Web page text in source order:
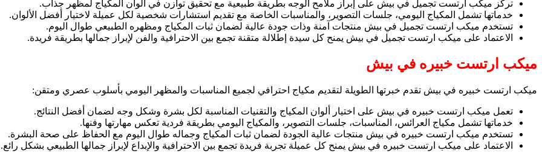
تركز ميكب ارتست تجميل في بيش على إبراز ملامح الوجه بطريقة طبيعية مع تحقيق توازن في ألوان المكياج لمظهر جذاب.
خدماتها تشمل المكياج اليومي، جلسات التصوير، والمناسبات الخاصة مع تقديم استشارات شخصية لكل عميلة لاختيار أفضل الألوان.
تستخدم ميكب ارتست تجميل في بيش منتجات آمنة وذات جودة عالية لضمان ثبات المكياج ومظهره الطبيعي طوال اليوم.
الاعتماد على ميكب ارتست تجميل في بيش يمنح كل سيدة إطلالة متقنة تجمع بين الاحترافية والفن لإبراز جمالها بطريقة فريدة.
ميكب ارتست خبيره في بيش
ميكب ارتست خبيره في بيش تقدم خبرتها الطويلة لتقديم مكياج احترافي لجميع المناسبات والمظهر اليومي بأسلوب عصري ومتقن:
تعمل ميكب ارتست خبيره في بيش على اختيار ألوان المكياج والتقنيات المناسبة لكل بشرة وشكل وجه لضمان أفضل النتائج.
خدماتها تشمل مكياج العرائس، المناسبات، جلسات التصوير، والمكياج اليومي بطريقة فردية تعكس مهارتها وفنها.
تستخدم ميكب ارتست خبيره في بيش منتجات عالية الجودة لضمان ثبات المكياج وجماله طوال اليوم مع الحفاظ على صحة البشرة.
الاعتماد على ميكب ارتست خبيره في بيش يمنح كل عميلة تجربة فريدة تجمع بين الاحترافية والإبداع لإبراز جمالها الطبيعي بشكل رائع.